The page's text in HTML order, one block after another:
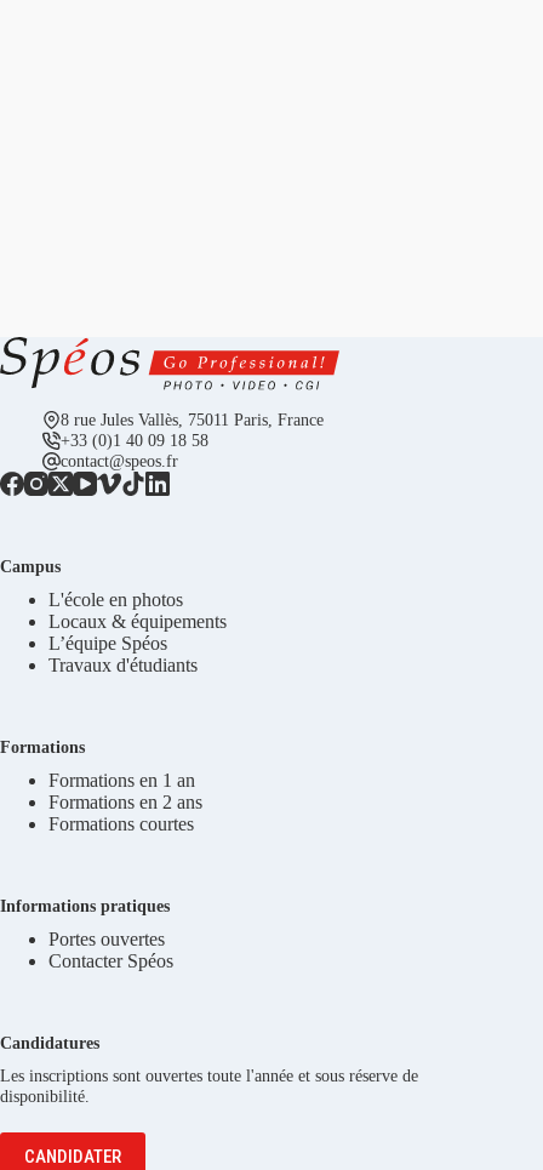
8 rue Jules Vallès, 75011 Paris, France
+33 (0)1 40 09 18 58
contact@speos.fr
Campus
L'école en photos
Locaux & équipements
L’équipe Spéos
Travaux d'étudiants
Formations
Formations en 1 an
Formations en 2 ans
Formations courtes
Informations pratiques
Portes ouvertes
Contacter Spéos
Candidatures
Les inscriptions sont ouvertes toute l'année et sous réserve de
disponibilité.
CANDIDATER